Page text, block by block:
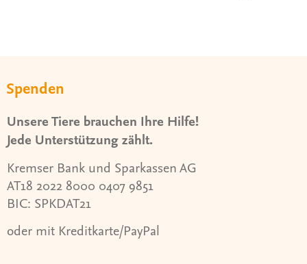
Spenden
Unsere Tiere brauchen Ihre Hilfe!
Jede Unterstützung zählt.
Kremser Bank und Sparkassen AG
AT18 2022 8000 0407 9851
BIC: SPKDAT21
oder mit Kreditkarte/PayPal